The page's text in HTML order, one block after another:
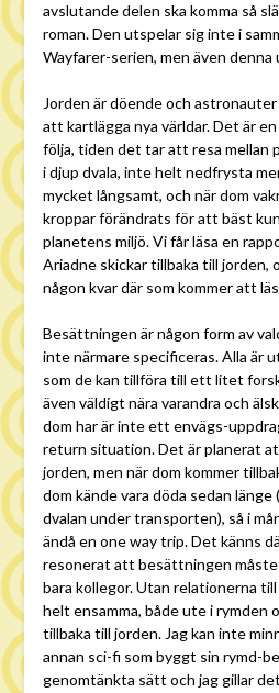
avslutande delen ska komma så
roman. Den utspelar sig inte i
Wayfarer-serien, men även denna
Jorden är döende och
att kartlägga nya världar. Det är
följa, tiden det tar att resa mellan
i djup dvala, inte helt nedfrysta
mycket långsamt, och när dom
kroppar förändrats för att bäst
planetens miljö. Vi får läsa en
Ariadne skickar tillbaka till jorden,
någon kvar där som kommer att
Besättningen är någon form av
inte närmare specificeras. Alla är
som de kan tillföra till ett litet
även väldigt nära varandra och
dom har är inte ett envägs-
return situation. Det är planerat
jorden, men när dom kommer
dom kände vara döda sedan länge
dvalan under transporten), så i
ändå en one way trip. Det känns
resonerat att besättningen måste
bara kollegor. Utan relationerna
helt ensamma, både ute i rymden
tillbaka till jorden. Jag kan inte
annan sci-fi som byggt sin rymd-
genomtänkta sätt och jag gillar